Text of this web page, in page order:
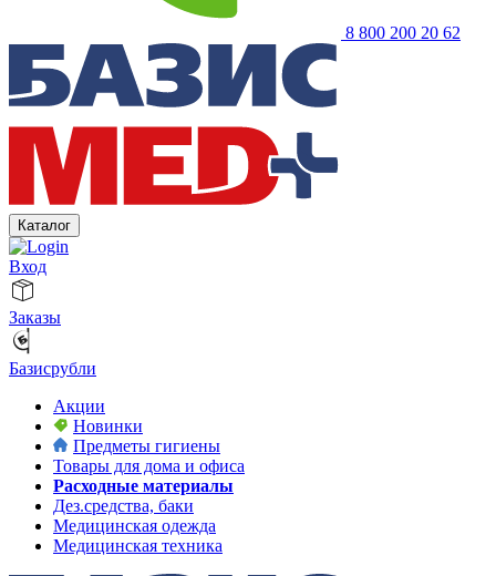
8 800 200 20 62
Каталог
Вход
Заказы
Базисрубли
Акции
Новинки
Предметы гигиены
Товары для дома и офиса
Расходные материалы
Дез.средства, баки
Медицинская одежда
Медицинская техника